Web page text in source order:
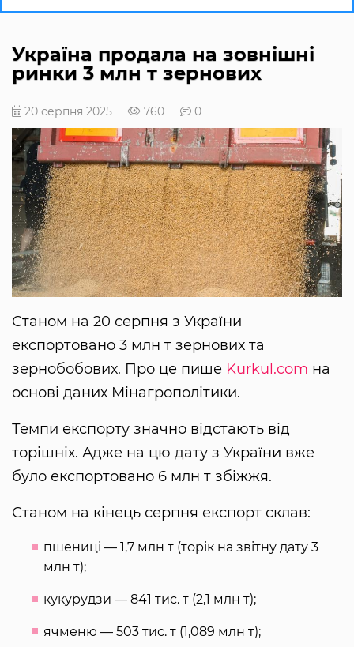
Україна продала на зовнішні
ринки 3 млн т зернових
20 серпня 2025 760 0
Станом на 20 серпня з України
експортовано 3 млн т зернових та
зернобобових. Про це пише Kurkul.com на
основі даних Мінагрополітики.
Темпи експорту значно відстають від
торішніх. Адже на цю дату з України вже
було експортовано 6 млн т збіжжя.
Станом на кінець серпня експорт склав:
пшениці — 1,7 млн т (торік на звітну дату 3
млн т);
кукурудзи — 841 тис. т (2,1 млн т);
ячменю — 503 тис. т (1,089 млн т);